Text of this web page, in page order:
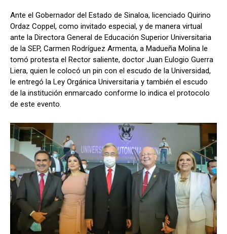
Ante el Gobernador del Estado de Sinaloa, licenciado Quirino
Ordaz Coppel, como invitado especial, y de manera virtual
ante la Directora General de Educación Superior Universitaria
de la SEP, Carmen Rodríguez Armenta, a Madueña Molina le
tomó protesta el Rector saliente, doctor Juan Eulogio Guerra
Liera, quien le colocó un pin con el escudo de la Universidad,
le entregó la Ley Orgánica Universitaria y también el escudo
de la institución enmarcado conforme lo indica el protocolo
de este evento.